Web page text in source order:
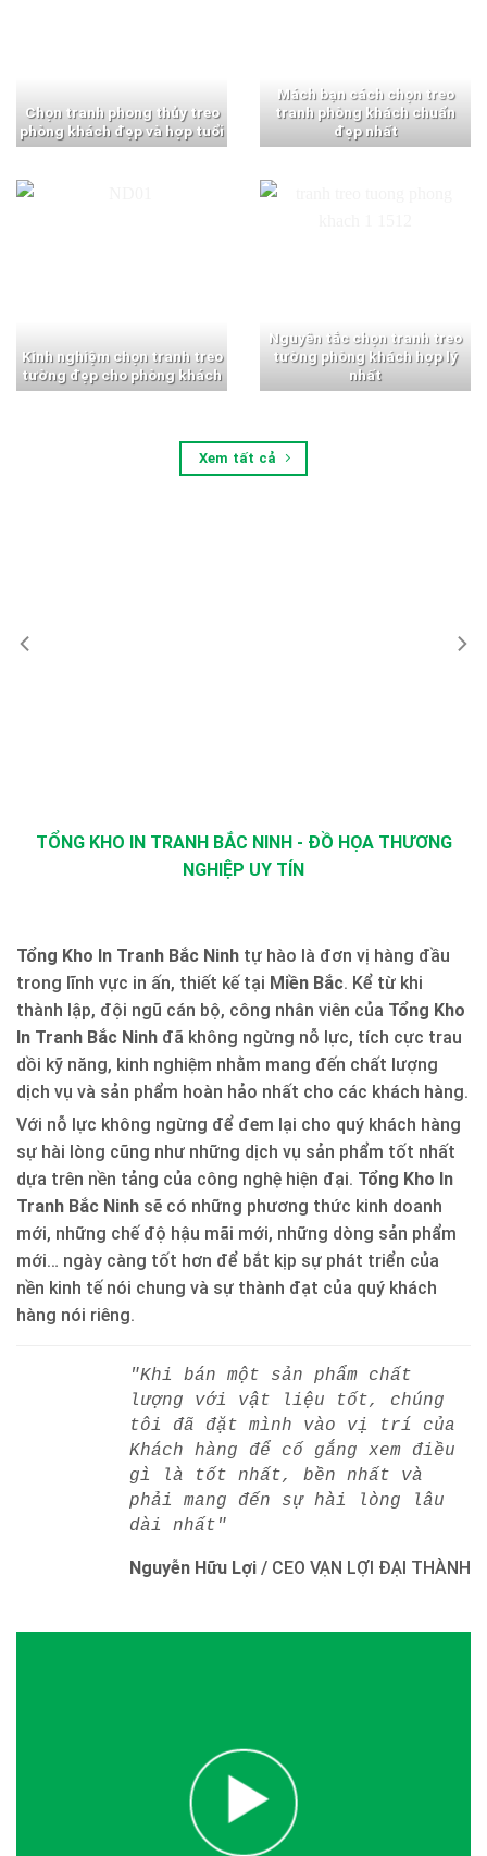
Chọn tranh phong thủy treo
phòng khách đẹp và hợp tuổi
Mách bạn cách chọn treo
tranh phòng khách chuẩn
đẹp nhất
Kinh nghiệm chọn tranh treo
tường đẹp cho phòng khách
Nguyên tắc chọn tranh treo
tường phòng khách hợp lý
nhất
Xem tất cả
TỔNG KHO IN TRANH BẮC NINH - ĐỒ HỌA THƯƠNG
NGHIỆP UY TÍN
Tổng Kho In Tranh Bắc Ninh tự hào là đơn vị hàng đầu
trong lĩnh vực in ấn, thiết kế tại Miền Bắc. Kể từ khi
thành lập, đội ngũ cán bộ, công nhân viên của Tổng Kho
In Tranh Bắc Ninh đã không ngừng nỗ lực, tích cực trau
dồi kỹ năng, kinh nghiệm nhằm mang đến chất lượng
dịch vụ và sản phẩm hoàn hảo nhất cho các khách hàng.
Với nỗ lực không ngừng để đem lại cho quý khách hàng
sự hài lòng cũng như những dịch vụ sản phẩm tốt nhất
dựa trên nền tảng của công nghệ hiện đại. Tổng Kho In
Tranh Bắc Ninh sẽ có những phương thức kinh doanh
mới, những chế độ hậu mãi mới, những dòng sản phẩm
mới… ngày càng tốt hơn để bắt kịp sự phát triển của
nền kinh tế nói chung và sự thành đạt của quý khách
hàng nói riêng.
"Khi bán một sản phẩm chất
lượng với vật liệu tốt, chúng
tôi đã đặt mình vào vị trí của
Khách hàng để cố gắng xem điều
gì là tốt nhất, bền nhất và
phải mang đến sự hài lòng lâu
dài nhất"
Nguyễn Hữu Lợi / CEO VẠN LỢI ĐẠI THÀNH